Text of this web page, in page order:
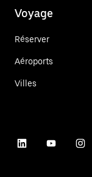
Voyage
Réserver
Aéroports
Villes